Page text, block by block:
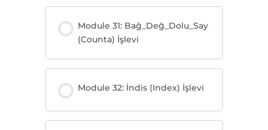
Module 31: Bağ_Değ_Dolu_Say
(Counta) İşlevi
Module 32: İndis (Index) İşlevi